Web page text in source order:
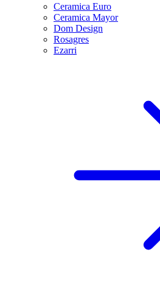
Ceramica Euro
Ceramica Mayor
Dom Design
Rosagres
Ezarri